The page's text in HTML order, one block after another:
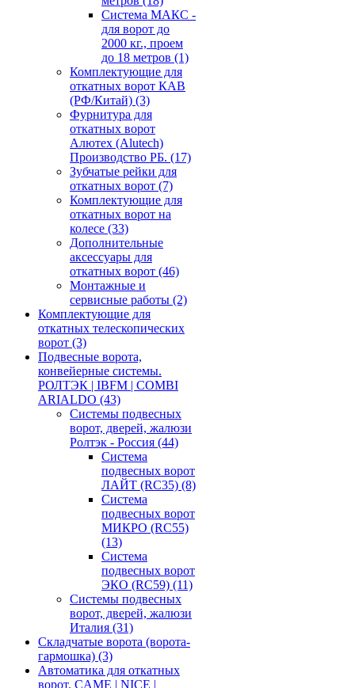
Система МАКС -
для ворот до
2000 кг., проем
до 18 метров (1)
Комплектующие для
откатных ворот КАВ
(РФ/Китай) (3)
Фурнитура для
откатных ворот
Алютех (Alutech)
Производство РБ. (17)
Зубчатые рейки для
откатных ворот (7)
Комплектующие для
откатных ворот на
колесе (33)
Дополнительные
аксессуары для
откатных ворот (46)
Монтажные и
сервисные работы (2)
Комплектующие для
откатных телескопических
ворот (3)
Подвесные ворота,
конвейерные системы.
РОЛТЭК | IBFM | COMBI
ARIALDO (43)
Системы подвесных
ворот, дверей, жалюзи
Ролтэк - Россия (44)
Система
подвесных ворот
ЛАЙТ (RC35) (8)
Система
подвесных ворот
МИКРО (RC55)
(13)
Система
подвесных ворот
ЭКО (RC59) (11)
Системы подвесных
ворот, дверей, жалюзи
Италия (31)
Складчатые ворота (ворота-
гармошка) (3)
Автоматика для откатных
ворот. CAME | NICE |